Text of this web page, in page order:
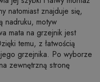
natomiast znajduje się,
nadruku, motyw
mata na grzejnik jest
temu, z łatwością
grzejnika. Po wyborze
zewnętrzną stronę